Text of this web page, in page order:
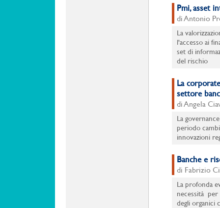
Pmi, asset
di Antonio
La
l'accesso ai
set di
del rischio
La
settore
di Angela
La
periodo
innovazioni
Banche e
di Fabrizio
La profonda
necessità per
degli organici